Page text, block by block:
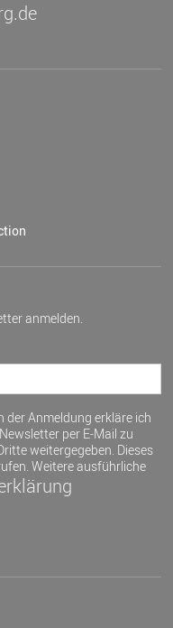
anmelden.
der Anmeldung erkläre ich
per E-Mail zu
weitergegeben. Dieses
Weitere ausführliche